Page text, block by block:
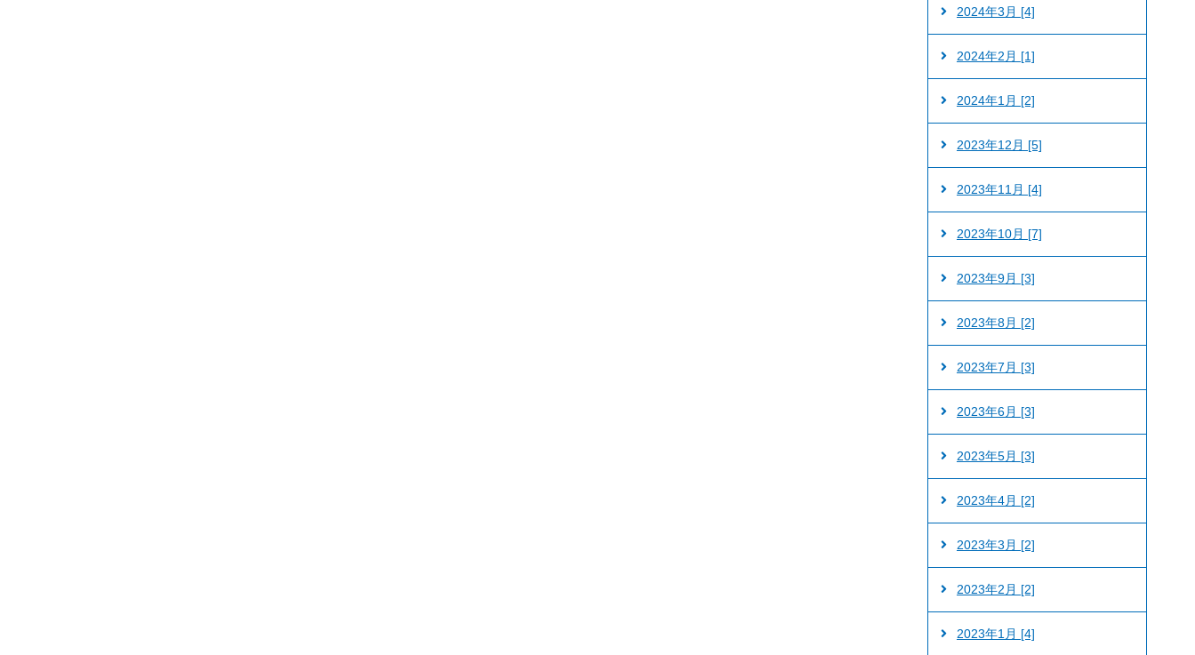
2024年3月 [4]
2024年2月 [1]
2024年1月 [2]
2023年12月 [5]
2023年11月 [4]
2023年10月 [7]
2023年9月 [3]
2023年8月 [2]
2023年7月 [3]
2023年6月 [3]
2023年5月 [3]
2023年4月 [2]
2023年3月 [2]
2023年2月 [2]
2023年1月 [4]